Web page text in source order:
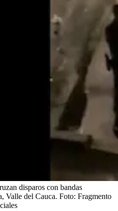
disparos con bandas
Valle del Cauca. Foto: Fragmento